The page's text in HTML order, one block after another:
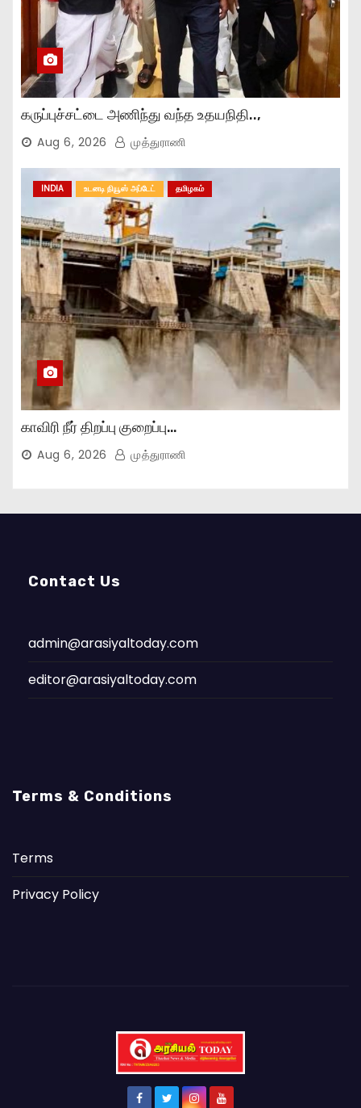
கருப்புச்சட்டை அணிந்து வந்த உதயநிதி..,
Aug 6, 2026 முத்துராணி
INDIA உடனடி நியூஸ் அப்டேட் தமிழகம்
காவிரி நீர் திறப்பு குறைப்பு…
Aug 6, 2026 முத்துராணி
Contact Us
admin@arasiyaltoday.com
editor@arasiyaltoday.com
Terms & Conditions
Terms
Privacy Policy